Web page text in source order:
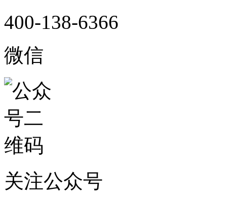
400-138-6366
微信
关注公众号